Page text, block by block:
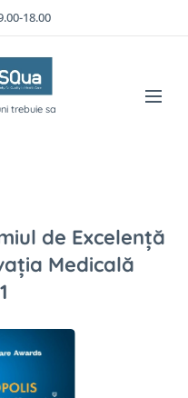
18.00
trebuie sa
de Excelență
Medicală